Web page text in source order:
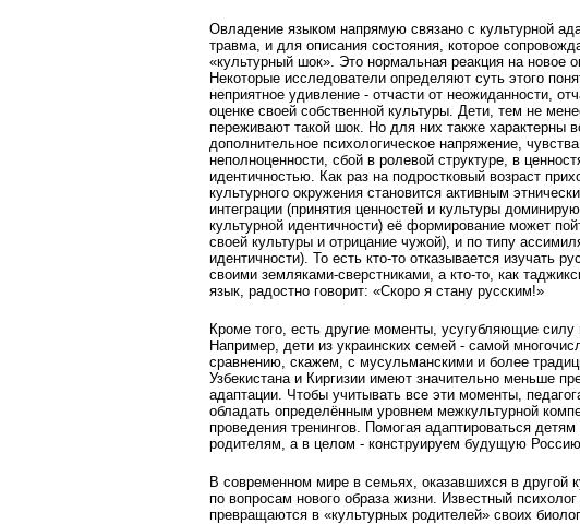
Овладение языком напрямую связано с культурной
травма, и для описания состояния, которое
«культурный шок». Это нормальная реакция на новое
Некоторые исследователи определяют суть этого
неприятное удивление - отчасти от неожиданности,
оценке своей соб­ственной культуры. Дети, тем не
переживают такой шок. Но для них также характерны
дополнительное психологическое напряжение,
неполноценности, сбой в ролевой структуре, в
идентичностью. Как раз на подростковый возраст
культурного окружения становится активным
интеграции (принятия ценностей и культуры
культурной идентичности) её формирование может
своей культуры и отрицание чужой), и по типу
идентичности). То есть кто-то отказывается изучать
своими земляками-сверстниками, а кто-то, как
язык, радостно говорит: «Скоро я стану русским!»
Кроме того, есть другие моменты, усугубляющие силу
Например, дети из украинских семей - самой
сравнению, скажем, с мусульманскими и более
Узбекистана и Киргизии имеют значительно меньше
адаптации. Чтобы учитывать все эти моменты,
обладать определённым уровнем межкультурной
проведения тренингов. Помогая адаптироваться
родителям, а в целом - конструируем будущую Россию
В современном мире в семьях, оказавшихся в другой
по вопросам нового образа жизни. Известный
превращаются в «культурных родителей» своих